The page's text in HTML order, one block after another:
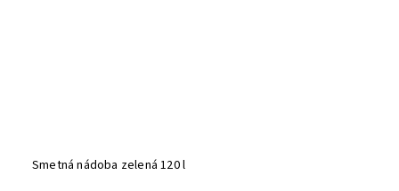
Smetná nádoba zelená 120 l